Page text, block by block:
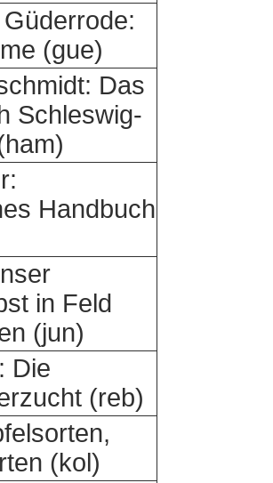
(gue)
Das
Schleswig-
Handbuch
in Feld
(jun)
Die
(reb)
(kol)